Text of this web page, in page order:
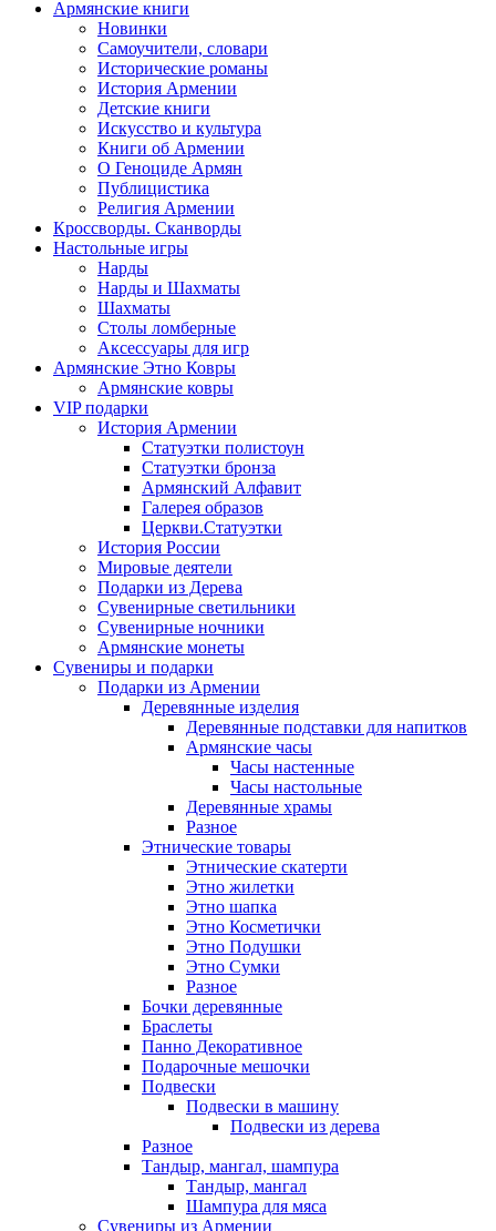
Армянские книги
Новинки
Самоучители, словари
Исторические романы
История Армении
Детские книги
Иcкусство и культура
Книги об Армении
О Геноциде Армян
Публицистика
Религия Армении
Кроссворды. Сканворды
Настольные игры
Нарды
Нарды и Шахматы
Шахматы
Столы ломберные
Аксессуары для игр
Армянские Этно Ковры
Армянские ковры
VIP подарки
История Армении
Статуэтки полистоун
Статуэтки бронза
Армянский Алфавит
Галерея образов
Церкви.Статуэтки
История России
Мировые деятели
Подарки из Дерева
Сувенирные светильники
Сувенирные ночники
Армянские монеты
Сувениры и подарки
Подарки из Армении
Деревянные изделия
Деревянные подставки для напитков
Армянские часы
Часы настенные
Часы настольные
Деревянные храмы
Разное
Этнические товары
Этнические скатерти
Этно жилетки
Этно шапка
Этно Косметички
Этно Подушки
Этно Сумки
Разное
Бочки деревянные
Браслеты
Панно Декоративное
Подарочные мешочки
Подвески
Подвески в машину
Подвески из дерева
Разное
Тандыр, мангал, шампура
Тандыр, мангал
Шампура для мяса
Сувениры из Армении